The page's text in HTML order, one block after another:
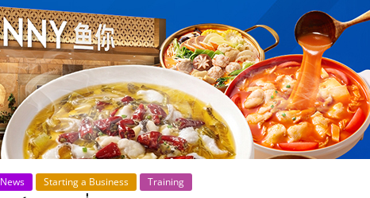
Starting a Business Training